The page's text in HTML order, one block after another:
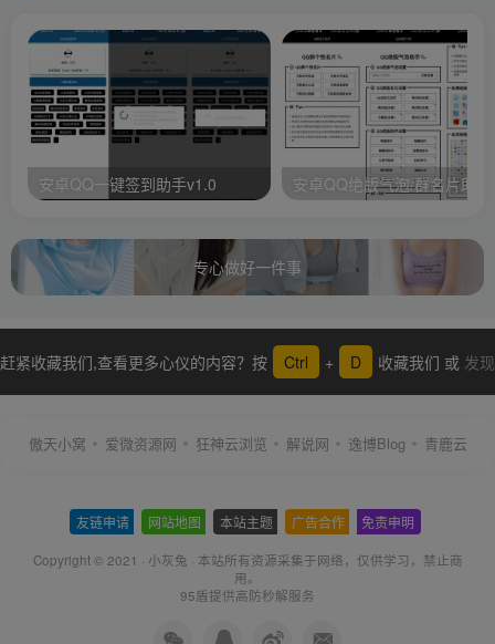
安卓QQ一键签到助手v1.0 安卓QQ绝版气泡/群名片助手
专心做好一件事
赶紧收藏我们,查看更多心仪的内容？按 Ctrl + D 收藏我们 或 发现
傲天小窝 爱微资源网 狂神云浏览 解说网 逸博Blog 青鹿云
友链申请 网站地图 本站主题 广告合作 免责申明
Copyright © 2021 · 小灰兔 · 本站所有资源采集于网络，仅供学习，禁止商
用。
95盾提供高防秒解服务